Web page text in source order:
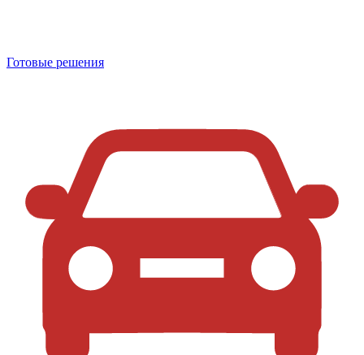
Готовые решения